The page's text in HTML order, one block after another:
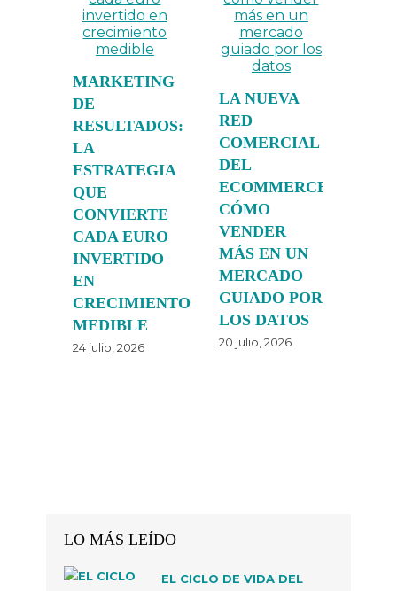
MARKETING
DE
RESULTADOS:
LA
ESTRATEGIA
QUE
CONVIERTE
CADA EURO
INVERTIDO
EN
CRECIMIENTO
MEDIBLE
24 julio, 2026
LA NUEVA
RED
COMERCIAL
DEL
ECOMMERCE:
CÓMO
VENDER
MÁS EN UN
MERCADO
GUIADO POR
LOS DATOS
20 julio, 2026
LO MÁS LEÍDO
EL CICLO DE VIDA DEL